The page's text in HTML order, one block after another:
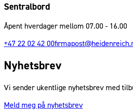
Sentralbord
Åpent hverdager mellom 07.00 - 16.00
+47 22 02 42 00
Nyhetsbrev
Vi sender ukentlige nyhetsbrev med
Meld meg på nyhetsbrev